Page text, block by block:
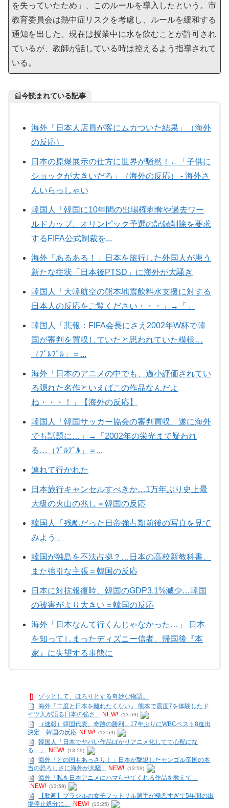
を失っていたため」、このルールを導入したという。市
教育委員会は熱中症リスクを考慮し、ルールを緩和する
通知を出した。現在は授業中に水を飲むことが許可され
ているが、教師が話している時は控えるよう指導されて
いる。
📰今読まれている記事
海外「日本人店員が客にムカついた結果」（海外
の反応）
日本の原爆展示の仕方に世界が騒然！←「子供に
ショックが大きいだろ」（海外の反応） - 海外さ
んいらっしゃい
韓国人「韓国に10年間の出場権剥奪や過去ワー
ルドカップ、オリンピック予選の記録削除を要求
するFIFA公式制裁を...
海外「あるある！」日本を旅行した外国人が患う
新たな症状「日本後PTSD」に海外が大騒ぎ
韓国人「大韓航空の熊本地震飲料水支援に対する
日本人の反応をご覧ください・・・」→「」
韓国人「悲報：FIFA会長にさえ2002年W杯で韓
国が審判を買収していたと思われていた模様…
（ﾌﾞﾙﾌﾞﾙ」＝...
海外「日本のアニメの中でも、過小評価されてい
る隠れた名作といえばこの作品なんだよ
ね・・・！」【海外の反応】
韓国人「韓国サッカー協会の審判買収、遂に海外
でも話題に…」→「2002年の栄光まで疑われ
る…（ﾌﾞﾙﾌﾞﾙ」＝...
連れて行かれた
日本旅行キャンセルすべきか…1万年ぶり史上最
大級の火山の兆し＝韓国の反応
韓国人「残酷だった日帝強占期前後の写真を見て
みよう」
韓国が独島を不法占拠？…日本の高校新教科書、
また強引な主張＝韓国の反応
日本に対抗報復時、韓国のGDP3.1%減少…韓国
の被害がより大きい＝韓国の反応
海外「日本なんて行くんじゃなかった…」 日本
を知ってしまったディズニー信者、帰国後『本
家』に失望する事態に
ゾッとして、ほろりとする奇妙な物語。
海外「二度と日本を離れたくない」 熊本で震度7を体験したド
イツ人が語る日本の強さ... NEW! (13:59)
（速報）韓国代表、奇跡の勝利…17年ぶりにWBCベスト8進出
決定＝韓国の反応 NEW! (13:59)
韓国人「日本でヤバい作品ばかりアニメ化してて心配にな
る…」
NEW! (13:59)
海外「どの国もあっさり！」日本が撃退したモンゴル帝国の本
当の恐ろしさに海外が大騒... NEW! (13:59)
海外「私を日本アニメにハマらせてくれる作品を教えて」
NEW! (13:59)
【動画】ブラジルの女子フットサル選手が極悪すぎて5年間の出
場停止処分に。
NEW! (13:25)